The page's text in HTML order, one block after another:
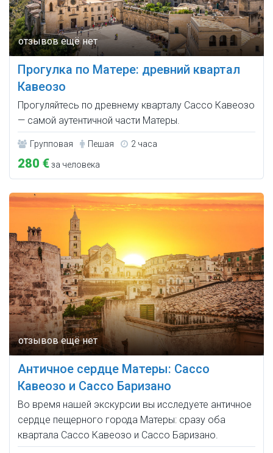
Прогулка по Матере: древний квартал
Кавеозо
Прогуляйтесь по древнему кварталу Сассо Кавеозо
— самой аутентичной части Матеры.
Групповая Пешая 2 часа
280 €за человека
Античное сердце Матеры: Сассо
Кавеозо и Сассо Баризано
Во время нашей экскурсии вы исследуете античное
сердце пещерного города Матеры: сразу оба
квартала Сассо Кавеозо и Сассо Баризано.